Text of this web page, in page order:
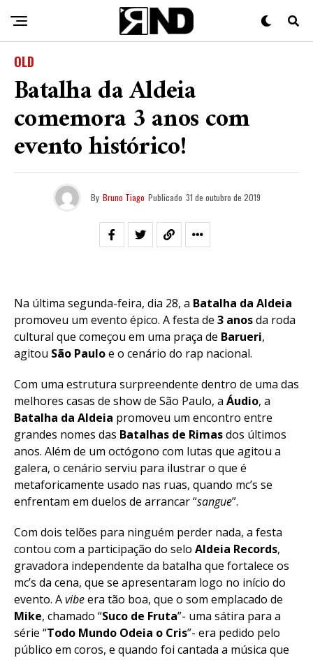
OLD
Batalha da Aldeia
comemora 3 anos com
evento histórico!
By Bruno Tiago Publicado 31 de outubro de 2019
Na última segunda-feira, dia 28, a Batalha da Aldeia
promoveu um evento épico. A festa de 3 anosda roda
cultural que começou em uma praça de Barueri,
agitou São Pauloe o cenário do rap nacional.
Com uma estrutura surpreendente dentro de uma das
melhores casas de show de São Paulo, a Áudio, a
Batalha da Aldeia promoveu um encontro entre
grandes nomes das Batalhas de Rimasdos últimos
anos. Além de um octógono com lutas que agitou a
galera, o cenário serviu para ilustrar o que é
metaforicamente usado nas ruas, quando mc’s se
enfrentam em duelos de arrancar “sangue”.
Com dois telões para ninguém perder nada, a festa
contou com a participação do selo Aldeia Records,
gravadora independente da batalha que fortalece os
mc’s da cena, que se apresentaram logo no início do
evento. Avibeera tão boa, que o som emplacado de
Mike, chamado “Suco de Fruta”- uma sátira para a
série “Todo Mundo Odeia o Cris”- era pedido pelo
público em coros, e quando foi cantada a música que